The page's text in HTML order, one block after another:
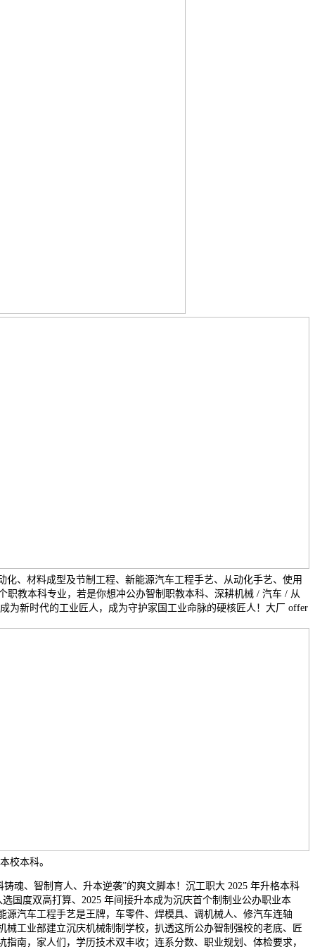
化、材料成型及节制工程、新能源汽车工程手艺、从动化手艺、使用
职教本科专业，若是你想冲公办智制职教本科、深耕机械 / 汽车 / 从
为新时代的工业匠人，成为守护家国工业命脉的硬核匠人！大厂 offer
校本科。
、智制育人、升本逆袭”的爽文脚本！沉工职大 2025 年升格本科
国度双高打算、2025 年间接升本成为沉庆首个制制业公办职业本
源汽车工程手艺是王牌，车零件、焊模具、调机械人、修汽车连轴
械工业部建立沉庆机械制制学校，扒透这所公办智制强校的老底、匠
指南，家人们，学历技术双丰收；连系分数、职业规划、体检要求，